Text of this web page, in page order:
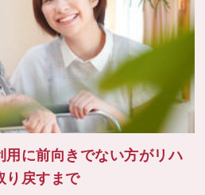
用に前向きでない方がリハ
り戻すまで